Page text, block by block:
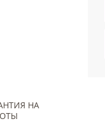
НА